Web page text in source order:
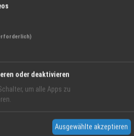
WEG ZU UNS
oder deaktivieren
um alle Apps zu
Ausgewählte akzeptieren